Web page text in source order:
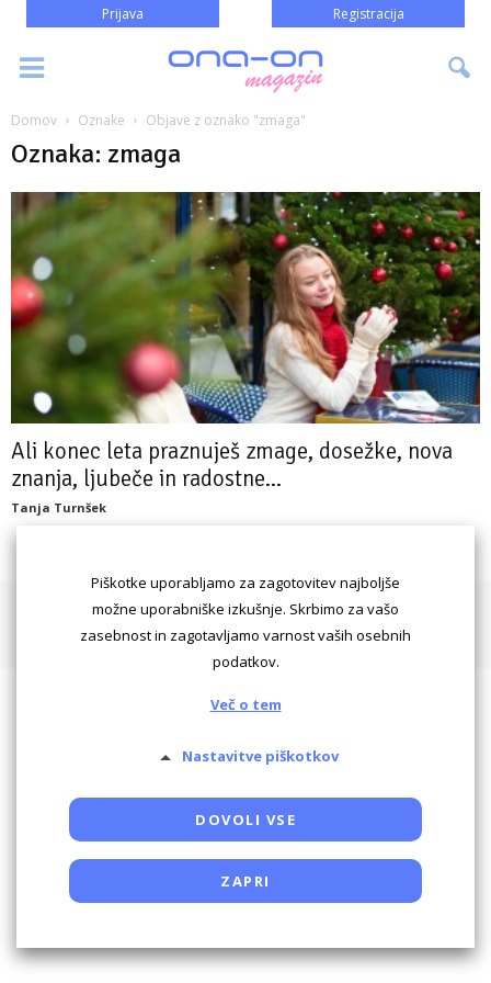
Prijava Registracija
Domov Oznake Objave z oznako "zmaga"
Oznaka: zmaga
Ali konec leta praznuješ zmage, dosežke, nova
znanja, ljubeče in radostne...
Tanja Turnšek
Pogoji uporabe Piškotki Oglaševanje
Kontaktiraj
Powered by SocDate™, © Copyright VenetiCOM
Piškotke uporabljamo za zagotovitev najboljše
možne uporabniške izkušnje. Skrbimo za vašo
zasebnost in zagotavljamo varnost vaših osebnih
podatkov.
Več o tem
Nastavitve piškotkov
DOVOLI VSE
ZAPRI
Potrebni